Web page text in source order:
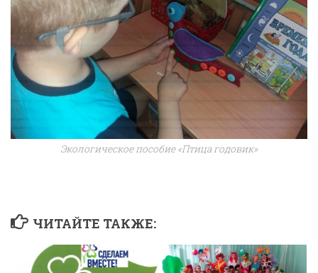
Экологическое пособие «Птица годовик»
ЧИТАЙТЕ ТАКЖЕ: